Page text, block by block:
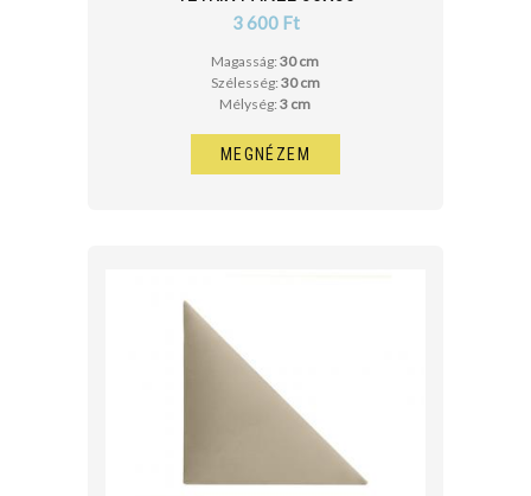
3 600 Ft
Magasság:30 cm
Szélesség: 30 cm
Mélység:3 cm
MEGNÉZEM